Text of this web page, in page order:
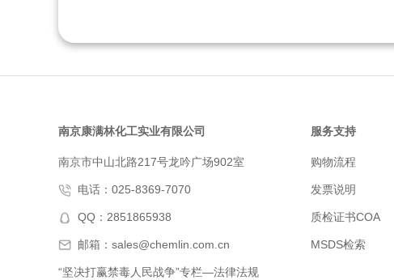
南京康满林化工实业有限公司
南京市中山北路217号龙吟广场902室
电话：025-8369-7070
QQ：2851865938
邮箱：sales@chemlin.com.cn
“坚决打赢禁毒人民战争”专栏—法律法规
服务支持
购物流程
发票说明
质检证书COA
MSDS检索